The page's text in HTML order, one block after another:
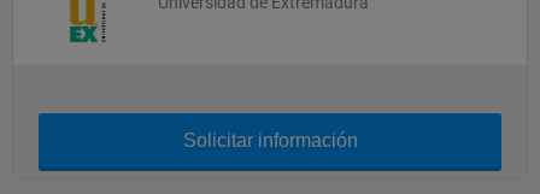
Solicitar información